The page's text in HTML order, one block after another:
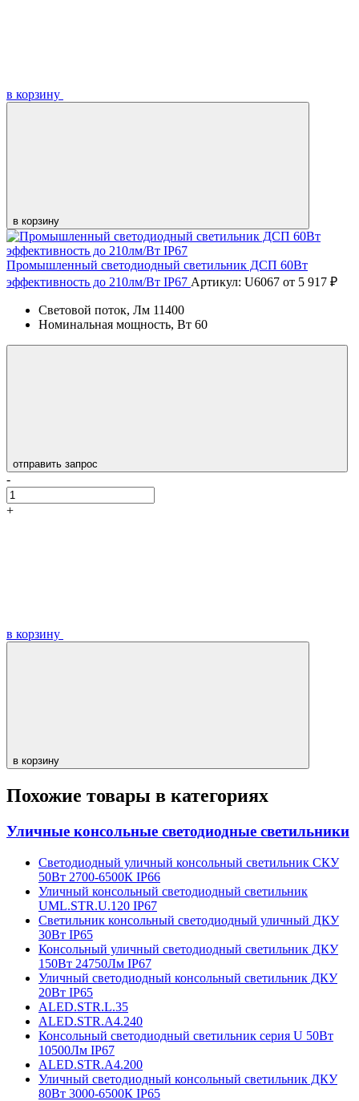
в корзину
в корзину
Промышленный светодиодный светильник ДСП 60Вт
эффективность до 210лм/Вт IP67 Артикул: U6067 от 5 917 ₽
Световой поток, Лм 11400
Номинальная мощность, Вт 60
отправить запрос
-
+
в корзину
в корзину
Похожие товары в категориях
Уличные консольные светодиодные светильники
Светодиодный уличный консольный светильник СКУ
50Вт 2700-6500К IP66
Уличный консольный светодиодный светильник
UML.STR.U.120 IP67
Светильник консольный светодиодный уличный ДКУ
30Вт IP65
Консольный уличный светодиодный светильник ДКУ
150Вт 24750Лм IP67
Уличный светодиодный консольный светильник ДКУ
20Вт IP65
ALED.STR.L.35
ALED.STR.A4.240
Консольный светодиодный светильник серия U 50Вт
10500Лм IP67
ALED.STR.A4.200
Уличный светодиодный консольный светильник ДКУ
80Вт 3000-6500К IP65